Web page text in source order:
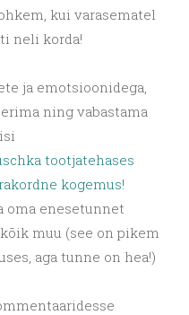
kui varasematel
neli korda!
ja emotsioonidega,
ning vabastama
tootjatehases
kogemus!
oma enesetunnet
muu (see on pikem
aga tunne on hea!)